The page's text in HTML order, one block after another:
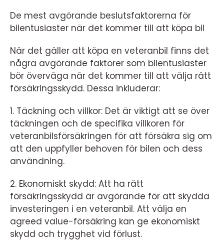
De mest avgörande beslutsfaktorerna för
bilentusiaster när det kommer till att köpa bil
När det gäller att köpa en veteranbil finns det
några avgörande faktorer som bilentusiaster
bör överväga när det kommer till att välja rätt
försäkringsskydd. Dessa inkluderar:
1. Täckning och villkor: Det är viktigt att se över
täckningen och de specifika villkoren för
veteranbilsförsäkringen för att försäkra sig om
att den uppfyller behoven för bilen och dess
användning.
2. Ekonomiskt skydd: Att ha rätt
försäkringsskydd är avgörande för att skydda
investeringen i en veteranbil. Att välja en
agreed value-försäkring kan ge ekonomiskt
skydd och trygghet vid förlust.